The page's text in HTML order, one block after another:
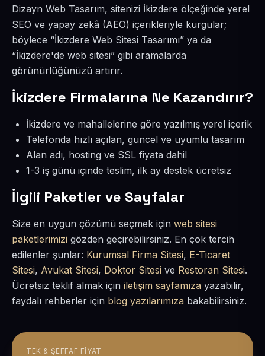
Dizayn Web Tasarım, sitenizi İkizdere ölçeğinde yerel
SEO ve yapay zekâ (AEO) içerikleriyle kurgular;
böylece “İkizdere Web Sitesi Tasarımı” ya da
“İkizdere'de web sitesi” gibi aramalarda
görünürlüğünüzü artırır.
İkizdere Firmalarına Ne Kazandırır?
İkizdere ve mahallelerine göre yazılmış yerel içerik
Telefonda hızlı açılan, güncel ve uyumlu tasarım
Alan adı, hosting ve SSL fiyata dahil
1-3 iş günü içinde teslim, ilk ay destek ücretsiz
İlgili Paketler ve Sayfalar
Size en uygun çözümü seçmek için web sitesi
paketlerimizi gözden geçirebilirsiniz. En çok tercih
edilenler şunlar: Kurumsal Firma Sitesi, E-Ticaret
Sitesi, Avukat Sitesi, Doktor Sitesi ve Restoran Sitesi.
Ücretsiz teklif almak için iletişim sayfamıza yazabilir,
faydalı rehberler için blog yazılarımıza bakabilirsiniz.
TEK & ŞEFFAF FIYAT